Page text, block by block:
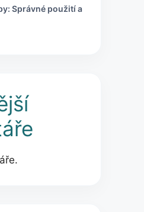
Správné použití a